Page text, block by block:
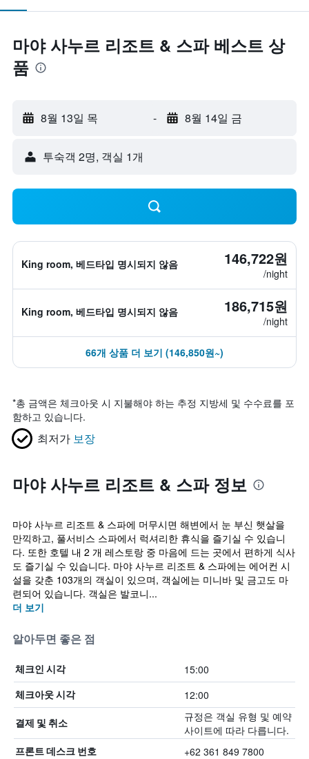
마야 사누르 리조트 & 스파 베스트 상
품
8월 13일 목 - 8월 14일 금
​투숙객 2​명, ​객실 1개
King room, 베드타입 명시되지 않음 146,722원
/night
King room, 베드타입 명시되지 않음 186,715원
/night
66개 상품 더 보기 (146,850원~)
*총 금액은 체크아웃 시 지불해야 하는 추정 지방세 및 수수료를 포
함하고 있습니다.
최저가 보장
마야 사누르 리조트 & 스파 정보
마야 사누르 리조트 & 스파에 머무시면 해변에서 눈 부신 햇살을
만끽하고, 풀서비스 스파에서 럭셔리한 휴식을 즐기실 수 있습니
다. 또한 호텔 내 2 개 레스토랑 중 마음에 드는 곳에서 편하게 식사
도 즐기실 수 있습니다. 마야 사누르 리조트 & 스파에는 에어컨 시
설을 갖춘 103개의 객실이 있으며, 객실에는 미니바 및 금고도 마
련되어 있습니다. 객실은 발코니...
더 보기
알아두면 좋은 점
체크인 시각 15:00
체크아웃 시각 12:00
결제 및 취소
규정은 객실 유형 및 예약
사이트에 따라 다릅니다.
프론트 데스크 번호 +62 361 849 7800